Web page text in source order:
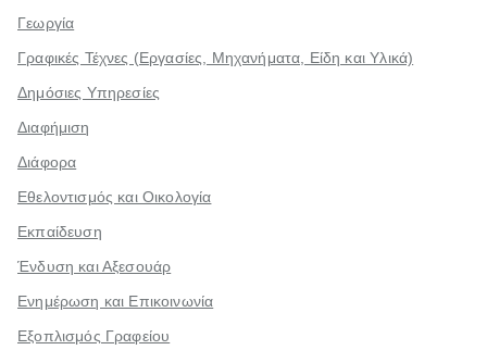
Γεωργία
Γραφικές Τέχνες (Εργασίες, Μηχανήματα, Είδη και Υλικά)
Δημόσιες Υπηρεσίες
Διαφήμιση
Διάφορα
Εθελοντισμός και Οικολογία
Εκπαίδευση
Ένδυση και Αξεσουάρ
Ενημέρωση και Επικοινωνία
Εξοπλισμός Γραφείου